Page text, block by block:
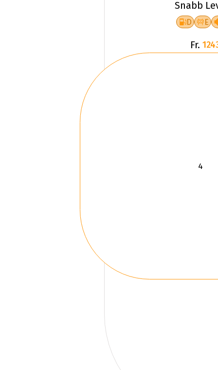
Snabb
D E
Fr.